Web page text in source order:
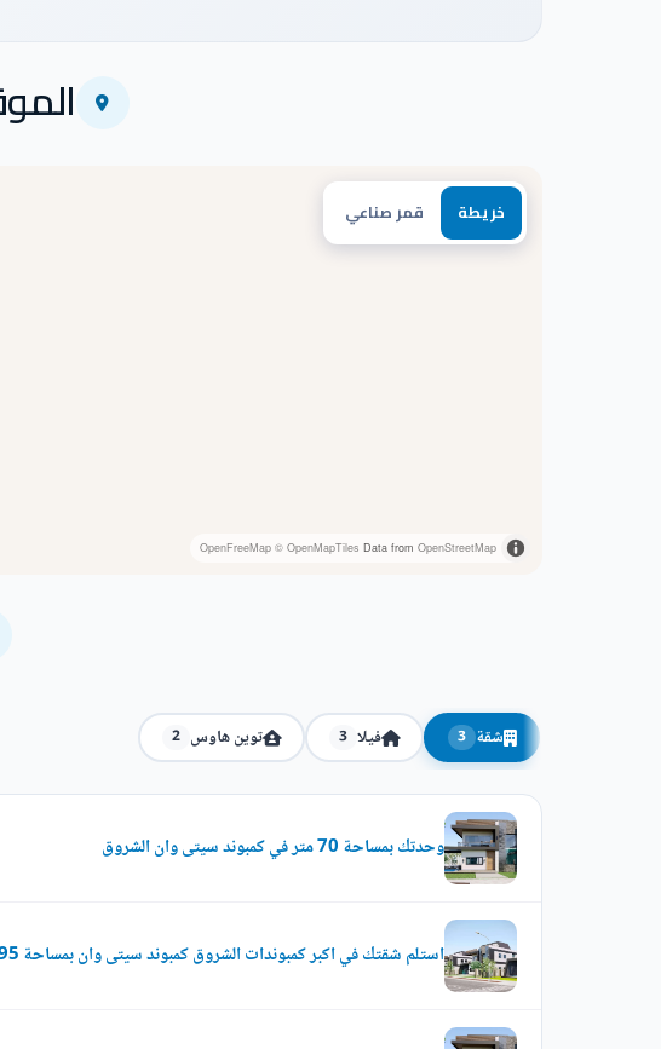
خريطة قمر صناعي
OpenFreeMap © OpenMapTiles Data from OpenStreetMap
شقة 3 فيلا 3 توين هاوس 2
وحدتك بمساحة 70 متر في كمبوند سيتى وان الشروق
استلم شقتك في اكبر كمبوندات الشروق كمبوند سيتى وان بمساحة 95م